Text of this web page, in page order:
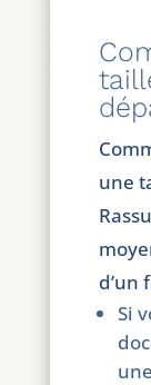
une
d’un
Si